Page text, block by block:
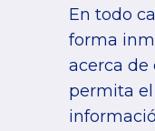
En todo
forma
acerca de
permita